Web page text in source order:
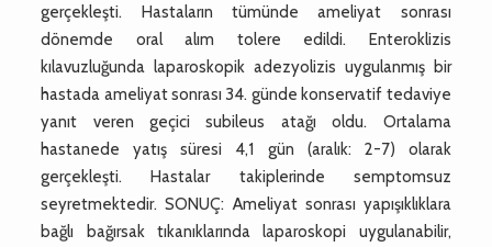
gerçekleşti. Hastaların tümünde ameliyat sonrası
dönemde oral alım tolere edildi. Enteroklizis
kılavuzluğunda laparoskopik adezyolizis uygulanmış bir
hastada ameliyat sonrası 34. günde konservatif tedaviye
yanıt veren geçici subileus atağı oldu. Ortalama
hastanede yatış süresi 4,1 gün (aralık: 2-7) olarak
gerçekleşti. Hastalar takiplerinde semptomsuz
seyretmektedir. SONUÇ: Ameliyat sonrası yapışıklıklara
bağlı bağırsak tıkanıklarında laparoskopi uygulanabilir,